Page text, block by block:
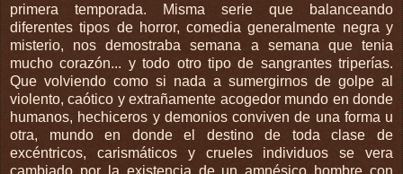
primera temporada. Misma serie que balanceando
diferentes tipos de horror, comedia generalmente negra y
misterio, nos demostraba semana a semana que tenia
mucho corazón... y todo otro tipo de sangrantes triperías.
Que volviendo como si nada a sumergirnos de golpe al
violento, caótico y extrañamente acogedor mundo en donde
humanos, hechiceros y demonios conviven de una forma u
otra, mundo en donde el destino de toda clase de
excéntricos, carismáticos y crueles individuos se vera
cambiado por la existencia de un amnésico hombre con